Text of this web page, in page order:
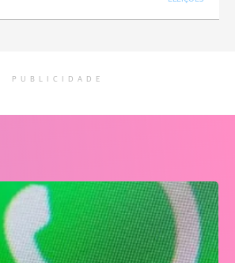
PUBLICIDADE